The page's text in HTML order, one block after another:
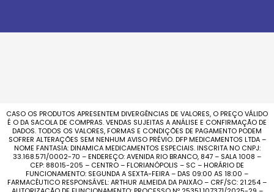
CASO OS PRODUTOS APRESENTEM DIVERGÊNCIAS DE VALORES, O PREÇO VÁLIDO
É O DA SACOLA DE COMPRAS. VENDAS SUJEITAS A ANÁLISE E CONFIRMAÇÃO DE
DADOS. TODOS OS VALORES, FORMAS E CONDIÇÕES DE PAGAMENTO PODEM
SOFRER ALTERAÇÕES SEM NENHUM AVISO PRÉVIO. DFP MEDICAMENTOS LTDA –
NOME FANTASIA: DINAMICA MEDICAMENTOS ESPECIAIS. INSCRITA NO CNPJ:
33.168.571/0002-70 – ENDEREÇO: AVENIDA RIO BRANCO, 847 – SALA 1008 –
CEP: 88015-205 – CENTRO – FLORIANÓPOLIS – SC – HORÁRIO DE
FUNCIONAMENTO: SEGUNDA A SEXTA-FEIRA – DAS 09:00 AS 18:00 –
FARMACÊUTICO RESPONSÁVEL: ARTHUR ALMEIDA DA PAIXÃO – CRF/SC: 21.254 –